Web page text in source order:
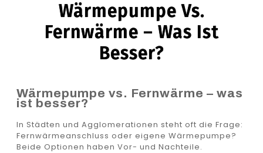
Wärmepumpe Vs.
Fernwärme – Was Ist
Besser?
Wärmepumpe vs. Fernwärme – was
ist besser?
In Städten und Agglomerationen steht oft die Frage:
Fernwärmeanschluss oder eigene Wärmepumpe?
Beide Optionen haben Vor- und Nachteile.